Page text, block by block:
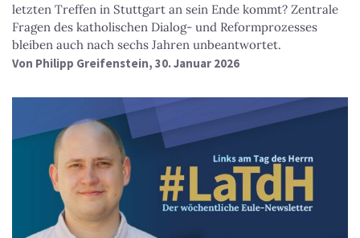
letzten Treffen in Stuttgart an sein Ende kommt? Zentrale
Fragen des katholischen Dialog- und Reformprozesses
bleiben auch nach sechs Jahren unbeantwortet.
Von Philipp Greifenstein, 30. Januar 2026